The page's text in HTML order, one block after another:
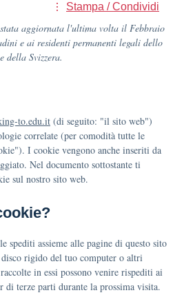
Stampa / Condividi
aggiornata l'ultima volta il Febbraio
e ai residenti permanenti legali dello
della Svizzera.
to.edu.it (di seguito: "il sito web")
correlate (per comodità tutte le
I cookie vengono anche inseriti da
Nel documento sottostante ti
sul nostro sito web.
spediti assieme alle pagine di questo sito
rigido del tuo computer o altri
in essi possono venire rispediti ai
di terze parti durante la prossima visita.